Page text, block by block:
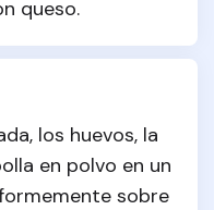
queso.
los huevos, la
en polvo en un
sobre